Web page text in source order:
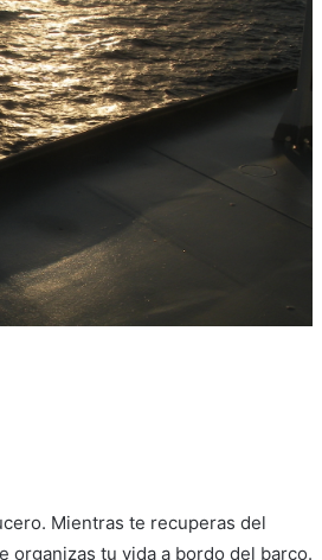
Mientras te recuperas del
organizas tu vida a bordo del barco.